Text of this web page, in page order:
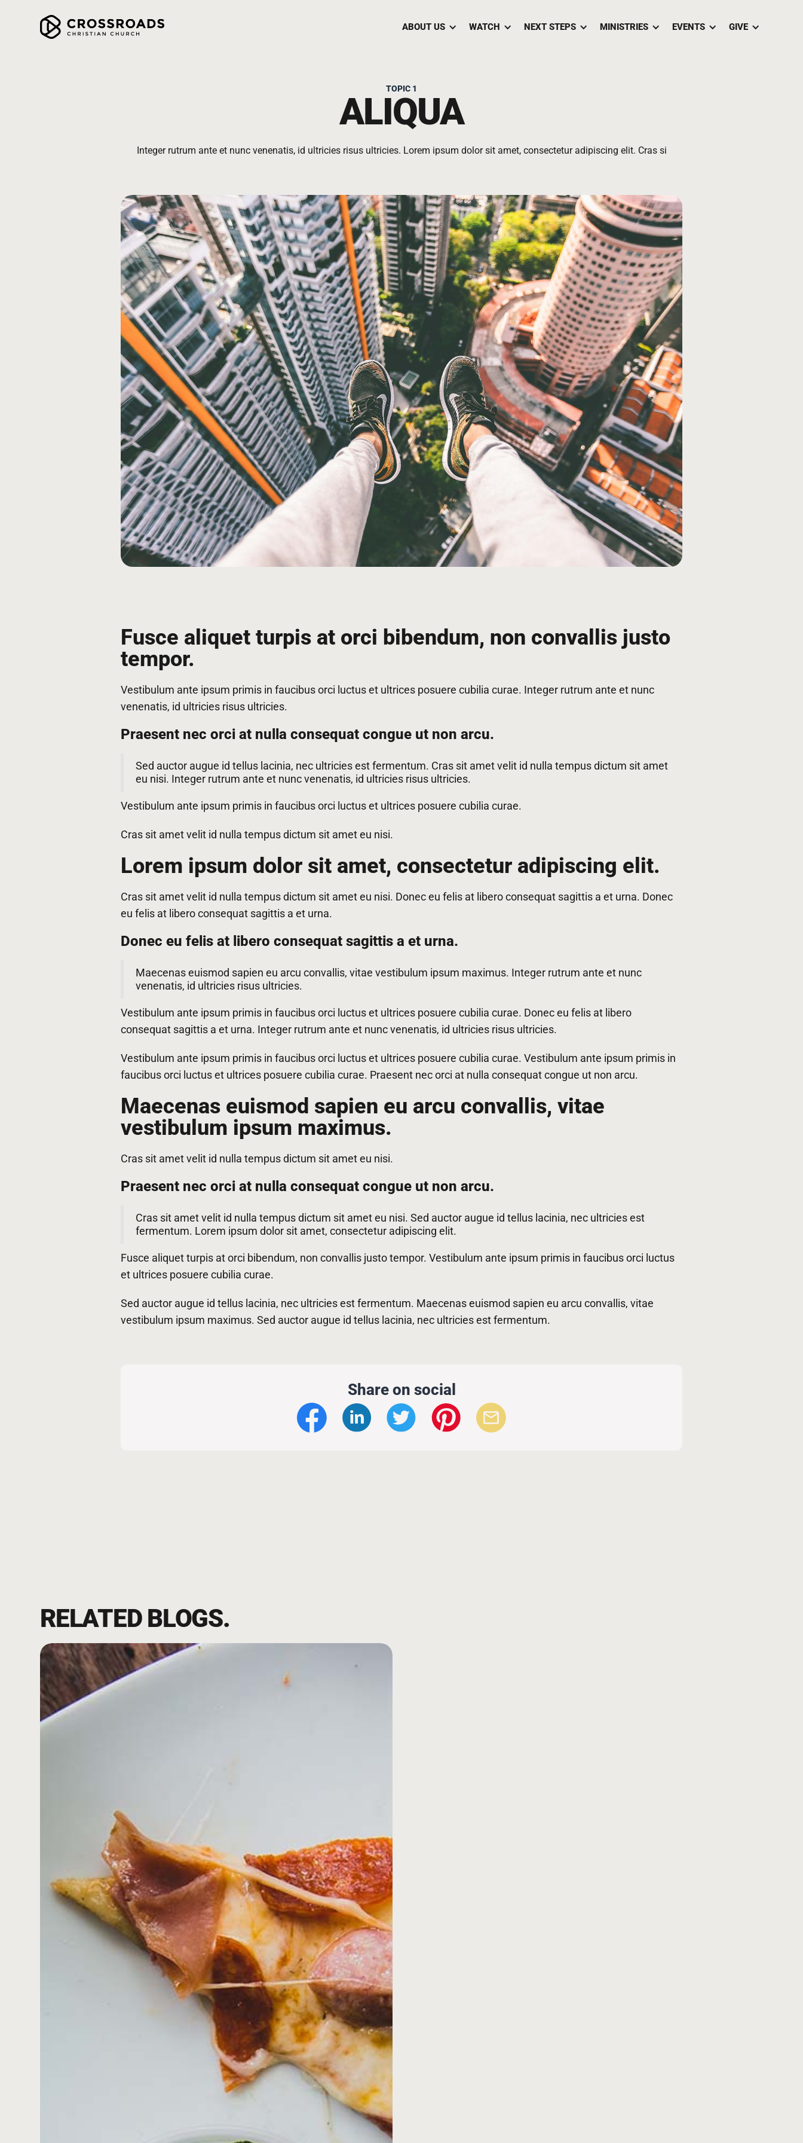
ABOUT US WATCH NEXT STEPS MINISTRIES EVENTS GIVE
TOPIC 1
ALIQUA
Integer rutrum ante et nunc venenatis, id ultricies risus ultricies. Lorem ipsum dolor sit amet, consectetur adipiscing elit. Cras si
Fusce aliquet turpis at orci bibendum, non convallis justo
tempor.
Vestibulum ante ipsum primis in faucibus orci luctus et ultrices posuere cubilia curae. Integer rutrum ante et nunc
venenatis, id ultricies risus ultricies.
Praesent nec orci at nulla consequat congue ut non arcu.
Sed auctor augue id tellus lacinia, nec ultricies est fermentum. Cras sit amet velit id nulla tempus dictum sit amet
eu nisi. Integer rutrum ante et nunc venenatis, id ultricies risus ultricies.
Vestibulum ante ipsum primis in faucibus orci luctus et ultrices posuere cubilia curae.
Cras sit amet velit id nulla tempus dictum sit amet eu nisi.
Lorem ipsum dolor sit amet, consectetur adipiscing elit.
Cras sit amet velit id nulla tempus dictum sit amet eu nisi. Donec eu felis at libero consequat sagittis a et urna. Donec
eu felis at libero consequat sagittis a et urna.
Donec eu felis at libero consequat sagittis a et urna.
Maecenas euismod sapien eu arcu convallis, vitae vestibulum ipsum maximus. Integer rutrum ante et nunc
venenatis, id ultricies risus ultricies.
Vestibulum ante ipsum primis in faucibus orci luctus et ultrices posuere cubilia curae. Donec eu felis at libero
consequat sagittis a et urna. Integer rutrum ante et nunc venenatis, id ultricies risus ultricies.
Vestibulum ante ipsum primis in faucibus orci luctus et ultrices posuere cubilia curae. Vestibulum ante ipsum primis in
faucibus orci luctus et ultrices posuere cubilia curae. Praesent nec orci at nulla consequat congue ut non arcu.
Maecenas euismod sapien eu arcu convallis, vitae
vestibulum ipsum maximus.
Cras sit amet velit id nulla tempus dictum sit amet eu nisi.
Praesent nec orci at nulla consequat congue ut non arcu.
Cras sit amet velit id nulla tempus dictum sit amet eu nisi. Sed auctor augue id tellus lacinia, nec ultricies est
fermentum. Lorem ipsum dolor sit amet, consectetur adipiscing elit.
Fusce aliquet turpis at orci bibendum, non convallis justo tempor. Vestibulum ante ipsum primis in faucibus orci luctus
et ultrices posuere cubilia curae.
Sed auctor augue id tellus lacinia, nec ultricies est fermentum. Maecenas euismod sapien eu arcu convallis, vitae
vestibulum ipsum maximus. Sed auctor augue id tellus lacinia, nec ultricies est fermentum.
Share on social
RELATED BLOGS.